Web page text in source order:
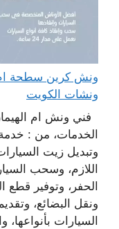
ونشات الكويت
فني ونش ام
الخدمات، من : خدمة
وتبديل زيت
اللازم، وسحب
الحفر، وتوفير قطع
ونقل البضائع،
السيارات